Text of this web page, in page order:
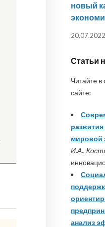
новый
20.07.2022
Статьи
Читайте
сайте:
мировой
И.А.,
анализ